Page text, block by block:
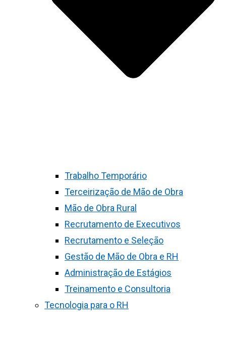
Trabalho Temporário
Terceirização de Mão de Obra
Mão de Obra Rural
Recrutamento de Executivos
Recrutamento e Seleção
Gestão de Mão de Obra e RH
Administração de Estágios
Treinamento e Consultoria
Tecnologia para o RH